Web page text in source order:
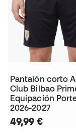
Pantalón corto
Club Bilbao
Equipación
2026-2027
49,99 €